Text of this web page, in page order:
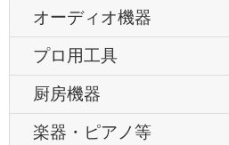
オーディオ機器
プロ用工具
厨房機器
楽器・ピアノ等